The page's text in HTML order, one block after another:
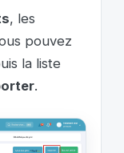
, les
pouvez
la liste
.